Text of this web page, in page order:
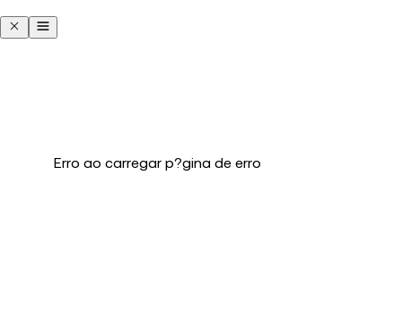
Erro ao carregar p?gina de erro